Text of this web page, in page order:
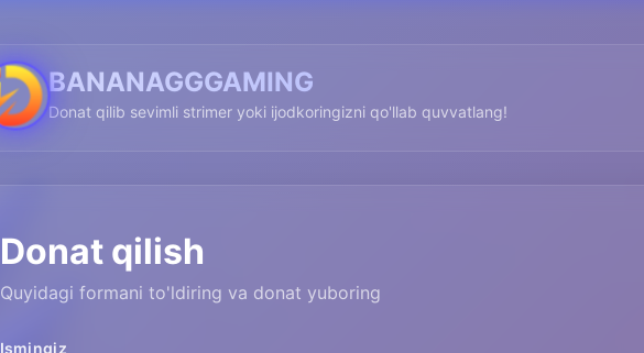
BANANAGGGAMING
Donat qilib sevimli strimer yoki ijodkoringizni qo'llab quvvatlang!
Donat qilish
Quyidagi formani to'ldiring va donat yuboring
Ismingiz